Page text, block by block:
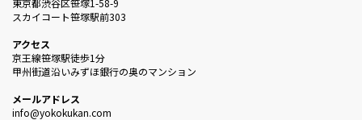
スカイコート笹塚駅前303
アクセス
京王線笹塚駅徒歩1分
甲州街道沿いみずほ銀行の奥のマンション
メールアドレス
info@yokokukan.com